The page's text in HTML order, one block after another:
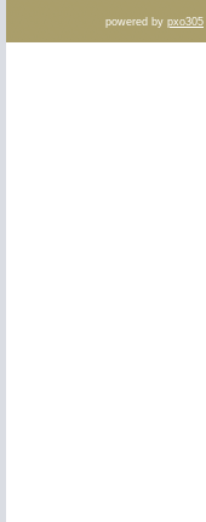
powered by pxo305